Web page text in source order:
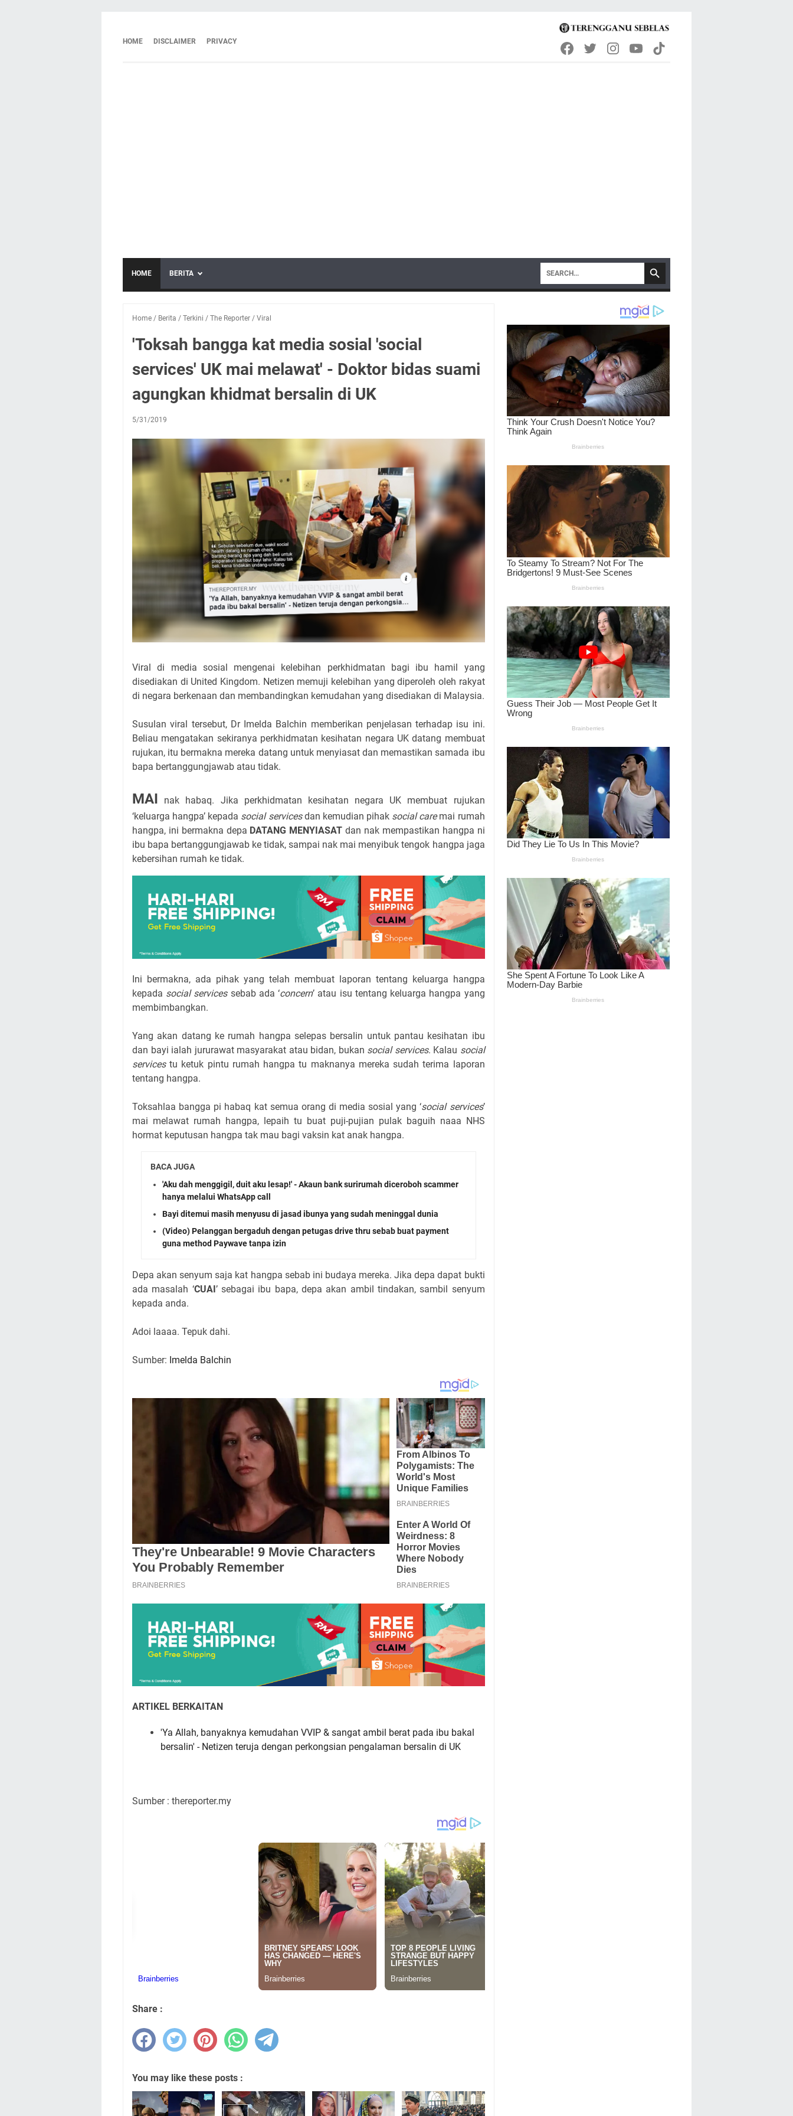
HOME DISCLAIMER PRIVACY
HOME BERITA
Home / Berita / Terkini / The Reporter / Viral
'Toksah bangga kat media sosial 'social
services' UK mai melawat' - Doktor bidas suami
agungkan khidmat bersalin di UK
5/31/2019
Viral di media sosial mengenai kelebihan perkhidmatan bagi ibu hamil yang
disediakan di United Kingdom. Netizen memuji kelebihan yang diperoleh oleh rakyat
di negara berkenaan dan membandingkan kemudahan yang disediakan di Malaysia.
Susulan viral tersebut, Dr Imelda Balchin memberikan penjelasan terhadap isu ini.
Beliau mengatakan sekiranya perkhidmatan kesihatan negara UK datang membuat
rujukan, itu bermakna mereka datang untuk menyiasat dan memastikan samada ibu
bapa bertanggungjawab atau tidak.
MAI nak habaq. Jika perkhidmatan kesihatan negara UK membuat rujukan
‘keluarga hangpa’ kepada social servicesdan kemudian pihak social caremai rumah
hangpa, ini bermakna depa DATANG MENYIASAT dan nak mempastikan hangpa ni
ibu bapa bertanggungjawab ke tidak, sampai nak mai menyibuk tengok hangpa jaga
kebersihan rumah ke tidak.
Ini bermakna, ada pihak yang telah membuat laporan tentang keluarga hangpa
kepada social servicessebab ada ‘concern’ atau isu tentang keluarga hangpa yang
membimbangkan.
Yang akan datang ke rumah hangpa selepas bersalin untuk pantau kesihatan ibu
dan bayi ialah jururawat masyarakat atau bidan, bukan social services. Kalau social
servicestu ketuk pintu rumah hangpa tu maknanya mereka sudah terima laporan
tentang hangpa.
Toksahlaa bangga pi habaq kat semua orang di media sosial yang ‘social services’
mai melawat rumah hangpa, lepaih tu buat puji-pujian pulak baguih naaa NHS
hormat keputusan hangpa tak mau bagi vaksin kat anak hangpa.
BACA JUGA
'Aku dah menggigil, duit aku lesap!' - Akaun bank surirumah diceroboh scammer
hanya melalui WhatsApp call
Bayi ditemui masih menyusu di jasad ibunya yang sudah meninggal dunia
(Video) Pelanggan bergaduh dengan petugas drive thru sebab buat payment
guna method Paywave tanpa izin
Depa akan senyum saja kat hangpa sebab ini budaya mereka. Jika depa dapat bukti
ada masalah ‘CUAI ’ sebagai ibu bapa, depa akan ambil tindakan, sambil senyum
kepada anda.
Adoi laaaa. Tepuk dahi.
Sumber: Imelda Balchin
ARTIKEL BERKAITAN
'Ya Allah, banyaknya kemudahan VVIP & sangat ambil berat pada ibu bakal
bersalin' - Netizen teruja dengan perkongsian pengalaman bersalin di UK
Sumber : thereporter.my
Share :
You may like these posts :